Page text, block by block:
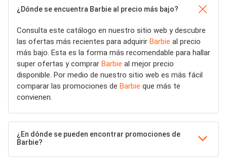
¿Dónde se encuentra Barbie al precio más bajo?
Consulta este catálogo en nuestro sitio web y descubre
las ofertas más recientes para adquirir Barbie al precio
más bajo. Esta es la forma más recomendable para hallar
super ofertas y comprar Barbie al mejor precio
disponible. Por medio de nuestro sitio web es más fácil
comparar las promociones de Barbie que más te
convienen.
¿En dónde se pueden encontrar promociones de
Barbie?